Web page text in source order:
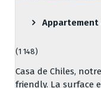
Appartement
(1 148)
Casa de Chiles,
friendly. La surface